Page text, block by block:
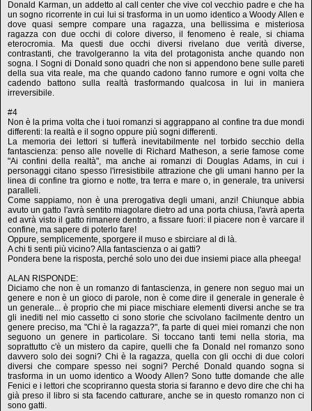
Donald Karman, un addetto al call center che vive col vecchio padre e che ha
un sogno ricorrente in cui lui si trasforma in un uomo identico a Woody Allen e
dove quasi sempre compare una ragazza, una bellissima e misteriosa
ragazza con due occhi di colore diverso, il fenomeno è reale, si chiama
eterocromia. Ma questi due occhi diversi rivelano due verità diverse,
contrastanti, che travolgeranno la vita del protagonista anche quando non
sogna. I Sogni di Donald sono quadri che non si appendono bene sulle pareti
della sua vita reale, ma che quando cadono fanno rumore e ogni volta che
cadendo battono sulla realtà trasformando qualcosa in lui in maniera
irreversibile.
#4
Non è la prima volta che i tuoi romanzi si aggrappano al confine tra due mondi
differenti: la realtà e il sogno oppure più sogni differenti.
La memoria dei lettori si tufferà inevitabilmente nel torbido secchio della
fantascienza: penso alle novelle di Richard Matheson, a serie famose come
"Ai confini della realtà", ma anche ai romanzi di Douglas Adams, in cui i
personaggi citano spesso l'irresistibile attrazione che gli umani hanno per la
linea di confine tra giorno e notte, tra terra e mare o, in generale, tra universi
paralleli.
Come sappiamo, non è una prerogativa degli umani, anzi! Chiunque abbia
avuto un gatto l'avrà sentito miagolare dietro ad una porta chiusa, l'avrà aperta
ed avrà visto il gatto rimanere dentro, a fissare fuori: il piacere non è varcare il
confine, ma sapere di poterlo fare!
Oppure, semplicemente, sporgere il muso e sbirciare al di là.
A chi ti senti più vicino? Alla fantascienza o ai gatti?
Pondera bene la risposta, perché solo uno dei due insiemi piace alla pheega!
ALAN RISPONDE:
Diciamo che non è un romanzo di fantascienza, in genere non seguo mai un
genere e non è un gioco di parole, non è come dire il generale in generale è
un generale... è proprio che mi piace mischiare elementi diversi anche se tra
gli inediti nel mio cassetto ci sono storie che scivolano facilmente dentro un
genere preciso, ma "Chi è la ragazza?", fa parte di quei miei romanzi che non
seguono un genere in particolare. Si toccano tanti temi nella storia, ma
soprattutto c'è un mistero da capire, quelli che fa Donald nel romanzo sono
davvero solo dei sogni? Chi è la ragazza, quella con gli occhi di due colori
diversi che compare spesso nei sogni? Perché Donald quando sogna si
trasforma in un uomo identico a Woody Allen? Sono tutte domande che alle
Fenici e i lettori che scopriranno questa storia si faranno e devo dire che chi ha
già preso il libro si sta facendo catturare, anche se in questo romanzo non ci
sono gatti.